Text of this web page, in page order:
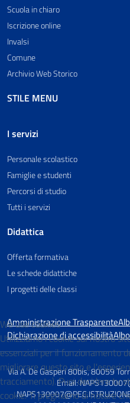
Scuola in chiaro
Iscrizione online
Invalsi
Comune
Archivio Web Storico
STILE MENU
I servizi
Personale scolastico
Famiglie e studenti
Percorsi di studio
Tutti i servizi
Didattica
Offerta formativa
Le schede didattiche
I progetti delle classi
Amministrazione Trasparente
Dichiarazione di accessibilità
Via A. De Gasperi 80bis, 80059
Email:
We use cookies
Utilizziamo i cookie sul nostro
essenziali per il funzionamento
migliorare questo sito e
tracciamento). Puoi decidere tu
cookie. Ti preghiamo di notare